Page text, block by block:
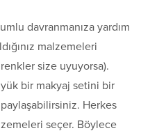
davranmanıza yardım
malzemeleri
size uyuyorsa).
bir makyaj setini bir
paylaşabilirsiniz. Herkes
seçer. Böylece